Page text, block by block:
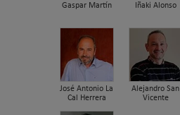
Gaspar Martín Iñaki Alonso
José Antonio La
Cal Herrera
Alejandro San
Vicente